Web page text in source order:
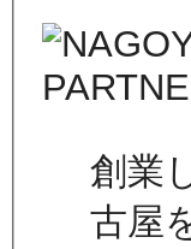
創業
古屋